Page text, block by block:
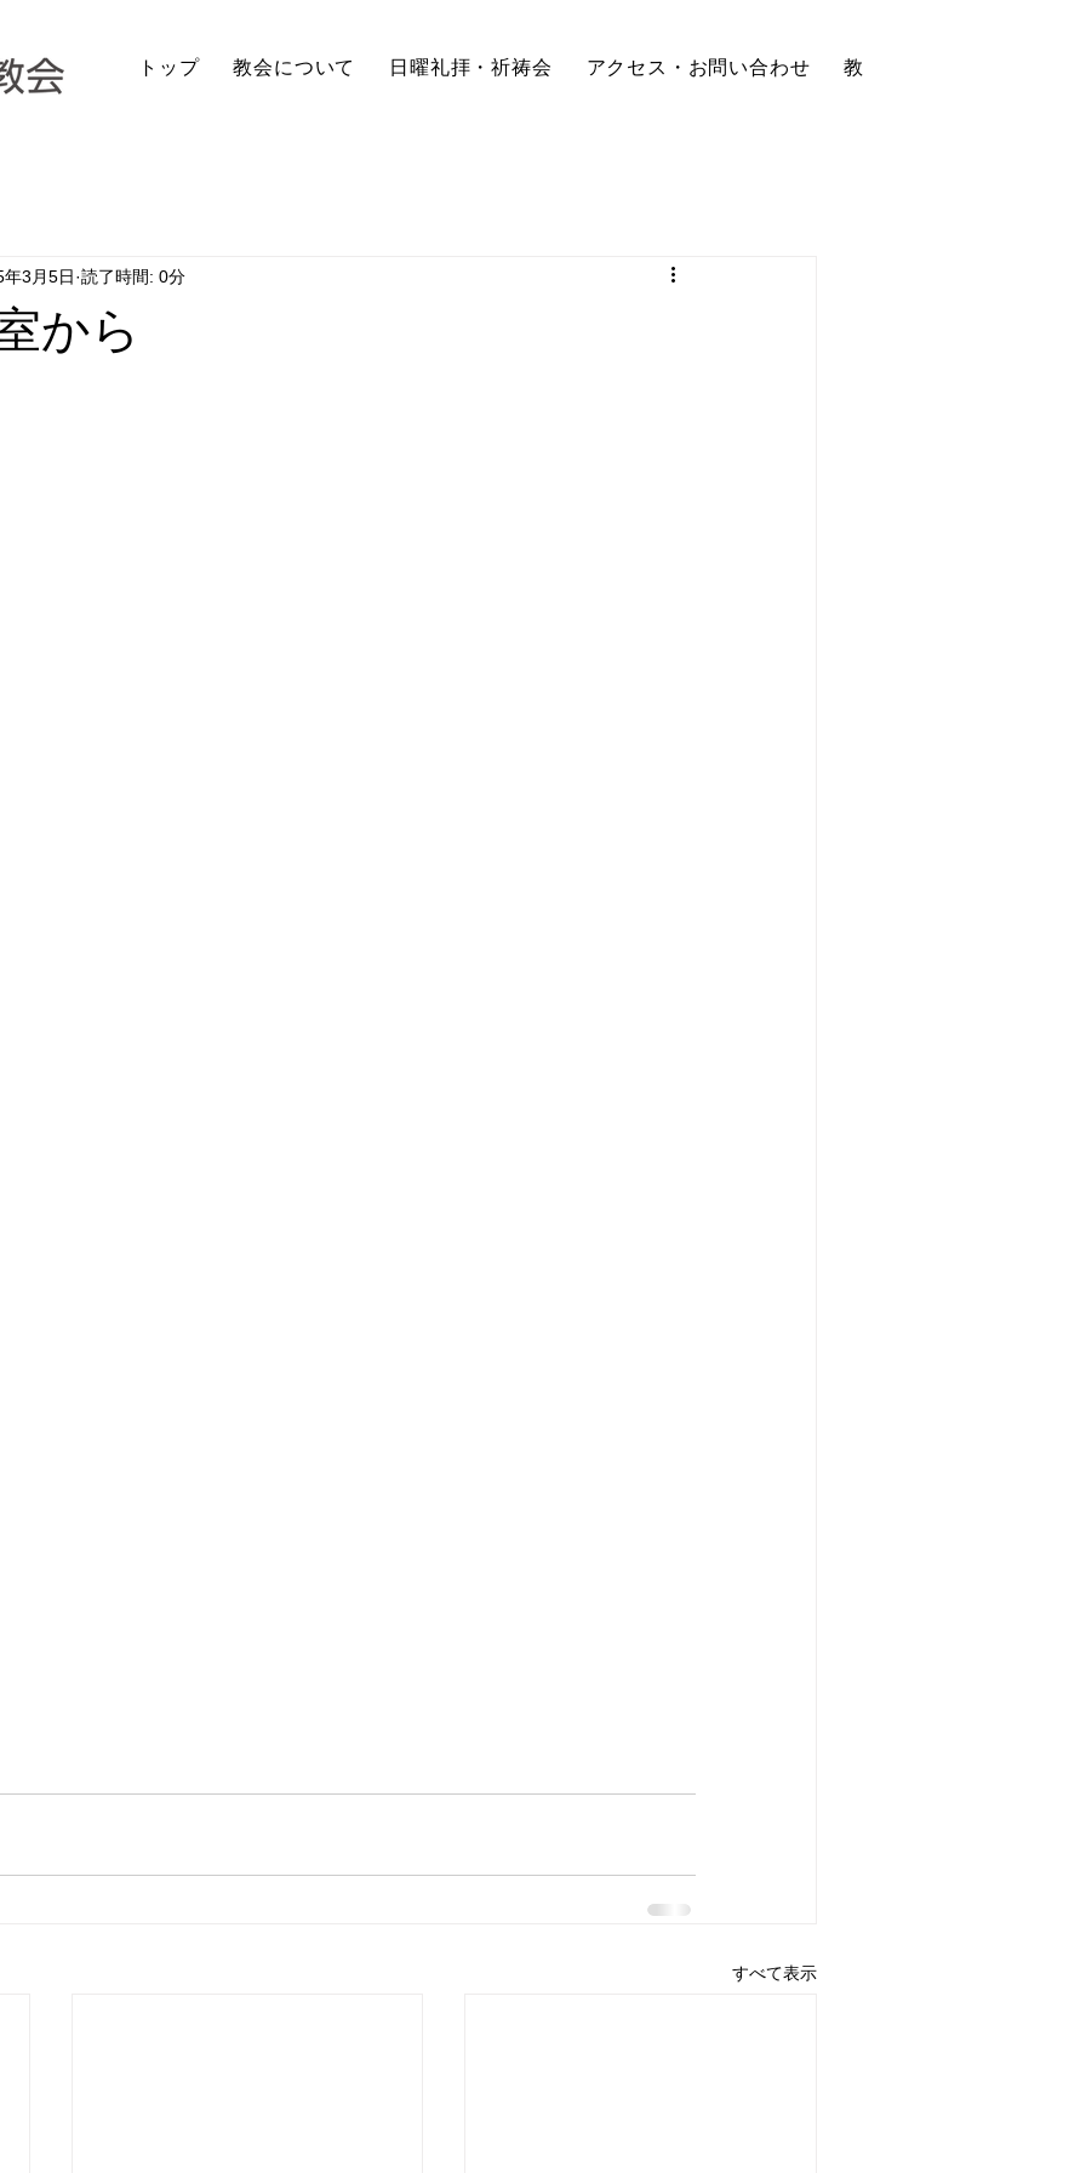
トップ 教会について 日曜礼拝・祈祷会 アクセス・お問い合わせ 教会学校
から
3月5日 読了時間: 0分
すべて表示